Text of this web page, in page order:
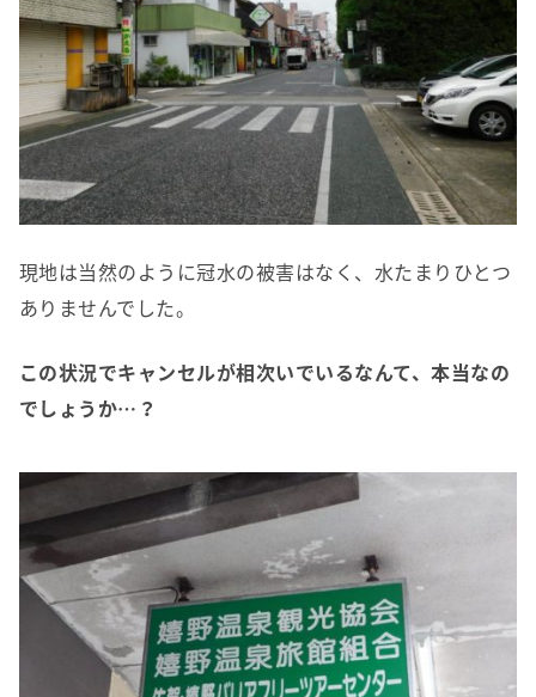
現地は当然のように冠水の被害はなく、水たまりひとつ
ありませんでした。
この状況でキャンセルが相次いでいるなんて、本当なの
でしょうか…？